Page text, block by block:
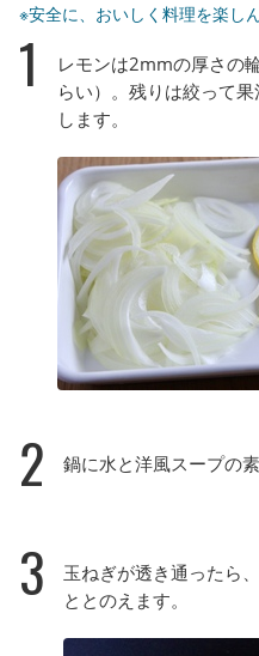
※安全に、おいしく料理を楽し
1
レモンは2mmの厚さの
らい）。残りは絞って
します。
2 鍋に水と洋風スープの
3
玉ねぎが透き通ったら
ととのえます。